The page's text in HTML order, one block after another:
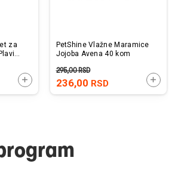
za
DODAJTE U KORPU
PetShine Vlažne Maramice
Jojoba Avena 40 kom
236,00 RSD
295,00RSD